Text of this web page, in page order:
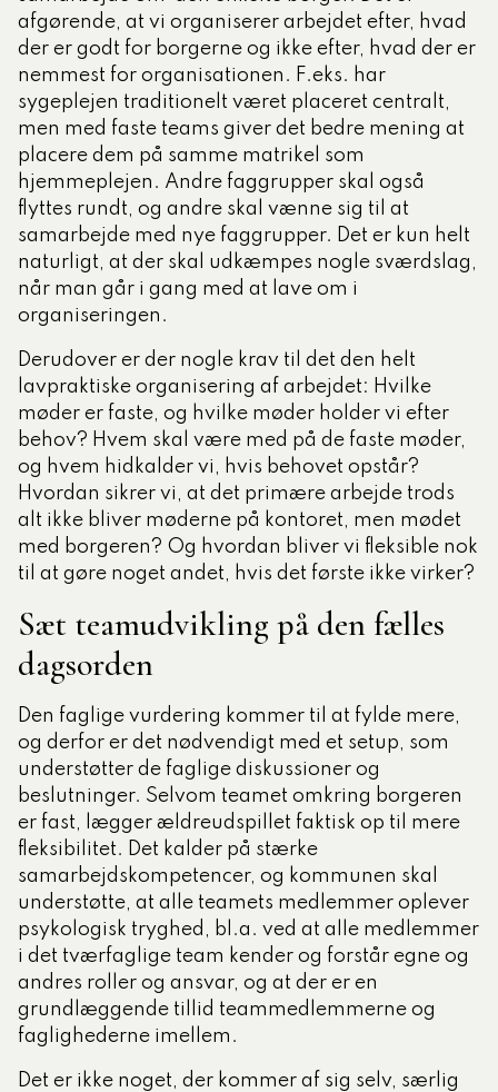
afgørende, at vi organiserer arbejdet efter, hvad
der er godt for borgerne og ikke efter, hvad der er
nemmest for organisationen. F.eks. har
sygeplejen traditionelt været placeret centralt,
men med faste teams giver det bedre mening at
placere dem på samme matrikel som
hjemmeplejen. Andre faggrupper skal også
flyttes rundt, og andre skal vænne sig til at
samarbejde med nye faggrupper. Det er kun helt
naturligt, at der skal udkæmpes nogle sværdslag,
når man går i gang med at lave om i
organiseringen.
Derudover er der nogle krav til det den helt
lavpraktiske organisering af arbejdet: Hvilke
møder er faste, og hvilke møder holder vi efter
behov? Hvem skal være med på de faste møder,
og hvem hidkalder vi, hvis behovet opstår?
Hvordan sikrer vi, at det primære arbejde trods
alt ikke bliver møderne på kontoret, men mødet
med borgeren? Og hvordan bliver vi fleksible nok
til at gøre noget andet, hvis det første ikke virker?
Sæt teamudvikling på den fælles
dagsorden
Den faglige vurdering kommer til at fylde mere,
og derfor er det nødvendigt med et setup, som
understøtter de faglige diskussioner og
beslutninger. Selvom teamet omkring borgeren
er fast, lægger ældreudspillet faktisk op til mere
fleksibilitet. Det kalder på stærke
samarbejdskompetencer, og kommunen skal
understøtte, at alle teamets medlemmer oplever
psykologisk tryghed, bl.a. ved at alle medlemmer
i det tværfaglige team kender og forstår egne og
andres roller og ansvar, og at der er en
grundlæggende tillid teammedlemmerne og
faglighederne imellem.
Det er ikke noget, der kommer af sig selv, særlig